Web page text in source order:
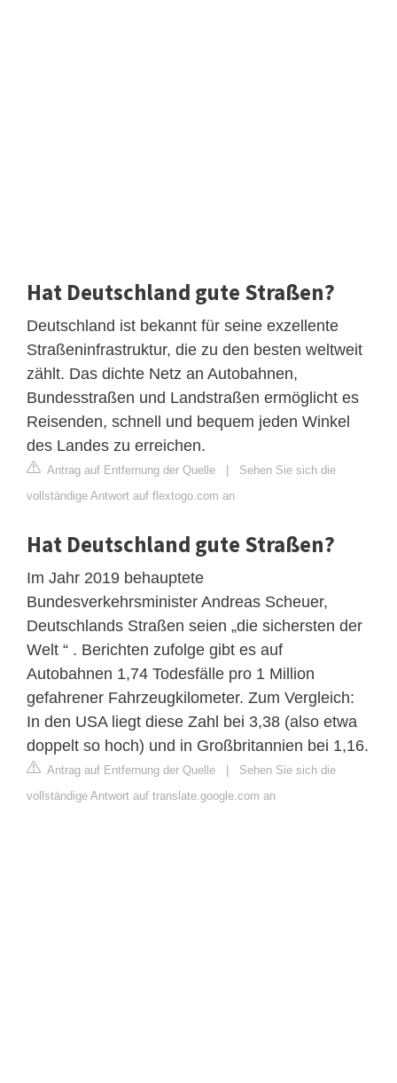
Hat Deutschland gute Straßen?
Deutschland ist bekannt für seine exzellente
Straßeninfrastruktur, die zu den besten weltweit
zählt. Das dichte Netz an Autobahnen,
Bundesstraßen und Landstraßen ermöglicht es
Reisenden, schnell und bequem jeden Winkel
des Landes zu erreichen.
Antrag auf Entfernung der Quelle
Sehen Sie sich die
vollständige Antwort auf flextogo.com an
Hat Deutschland gute Straßen?
Im Jahr 2019 behauptete
Bundesverkehrsminister Andreas Scheuer,
Deutschlands Straßen seien „die sichersten der
Welt “ . Berichten zufolge gibt es auf
Autobahnen 1,74 Todesfälle pro 1 Million
gefahrener Fahrzeugkilometer. Zum Vergleich:
In den USA liegt diese Zahl bei 3,38 (also etwa
doppelt so hoch) und in Großbritannien bei 1,16.
Antrag auf Entfernung der Quelle
Sehen Sie sich die
vollständige Antwort auf translate.google.com an